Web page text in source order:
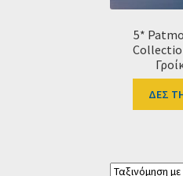
5*
ΔΕΣ